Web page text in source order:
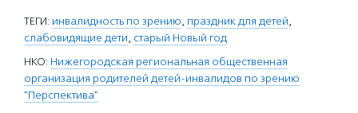
ТЕГИ: инвалидность по зрению, праздник для детей,
слабовидящие дети, старый Новый год
НКО: Нижегородская региональная общественная
организация родителей детей-инвалидов по зрению
"Перспектива"